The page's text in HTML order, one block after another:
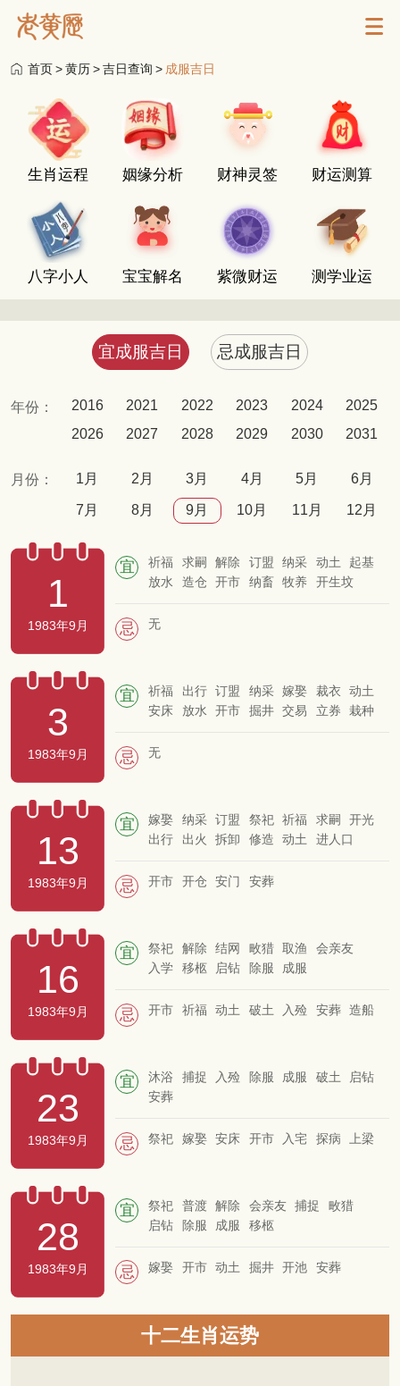
首页>黄历>吉日查询 > 成服吉日
生肖运程 姻缘分析 财神灵签 财运测算
八字小人 宝宝解名 紫微财运 测学业运
宜成服吉日 忌成服吉日
年份： 2016 2021 2022 2023 2024
2025
2026
2027 2028 2029 2030 2031
月份： 1月 2月 3月 4月 5月 6月
7月 8月 9月 10月 11月 12月
1
1983年9月
宜 祈福 求嗣 解除 订盟 纳采 动土
起基
放水
造仓 开市 纳畜 牧养
开生坟
忌 无
3
1983年9月
宜 祈福 出行 订盟 纳采 嫁娶 裁衣
动土
安床
放水 开市 掘井 交易 立券
栽种
忌 无
13
1983年9月
宜 嫁娶 纳采 订盟 祭祀 祈福 求嗣
开光
出行
出火 拆卸 修造 动土
进人口
破土
移柩 谢土 除服
忌 开市 开仓 安门 安葬
16
1983年9月
宜 祭祀 解除 结网 畋猎 取渔
会亲友
入学
移柩 启钻 除服 成服
忌 开市 祈福 动土 破土 入殓 安葬 造船
23
1983年9月
宜 沐浴 捕捉 入殓 除服 成服 破土
启钻
安葬
忌 祭祀 嫁娶 安床 开市 入宅 探病 上梁
28
1983年9月
宜 祭祀 普渡 解除 会亲友 捕捉
畋猎
启钻
除服 成服 移柩
忌 嫁娶 开市 动土 掘井 开池 安葬
十二生肖运势